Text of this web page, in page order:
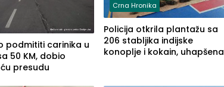
podmititi carinika u
50 KM, dobio
presudu
Crna Hronika
Policija otkrila plantažu sa
206 stabljika indijske
konoplje i kokain, uhapšena